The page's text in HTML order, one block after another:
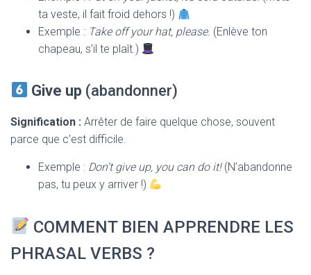
ta veste, il fait froid dehors !)
Exemple : Take off your hat, please. (Enlève ton
chapeau, s’il te plaît.)
Give up (abandonner)
Signification : Arrêter de faire quelque chose, souvent
parce que c’est difficile.
Exemple : Don’t give up, you can do it!(N’abandonne
pas, tu peux y arriver !)
COMMENT BIEN APPRENDRE LES
PHRASAL VERBS ?